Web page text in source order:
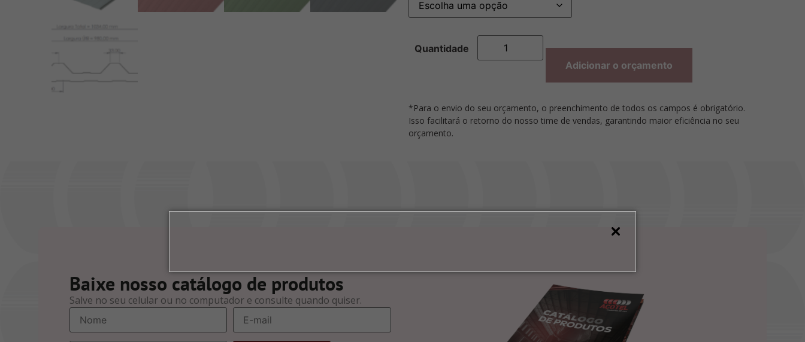
Adicionar o orçamento
*Para o envio do seu orçamento, o preenchimento de todos os campos é obrigatório.
Isso facilitará o retorno do nosso time de vendas, garantindo maior eficiência no seu
orçamento.
Baixe nosso catálogo de produtos
Salve no seu celular ou no computador e consulte quando quiser.